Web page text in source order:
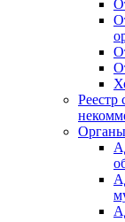
Реестр
Органы